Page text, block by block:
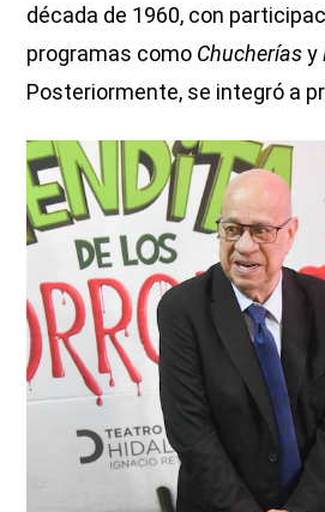
década de 1960, con
programas como Chucheríasy
Posteriormente, se integró a